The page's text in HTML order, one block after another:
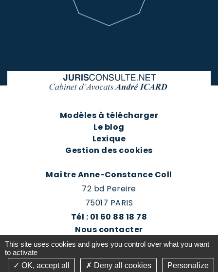
Modèles à télécharger
Le blog
Lexique
Gestion des cookies
Maître Anne-Constance Coll
72 bd Pereire
75017 PARIS
Tél : 01 60 88 18 78
Nous contacter
Prendre rendez-vous
This site uses cookies and gives you control over what you want
to activate
OK, accept all
Deny all cookies Personalize